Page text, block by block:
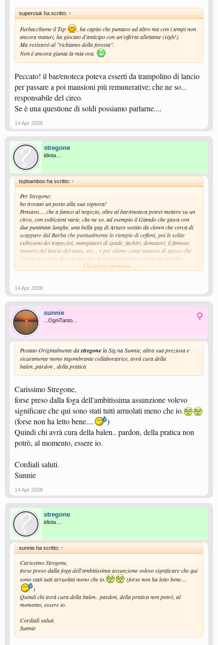
superciuk ha scritto: ↑
Furbacchione il Tsp
, ha capito che puntavo ad altro ma con i tempi non
ancora maturi, ha giocato d'anticipo con un'offerta allettante (sigh!).
Ma resisterò al "richiamo della foresta".
Non è ancora giunta la mia ora.
Peccato! il bar/enoteca poteva esserti da trampolino di lancio
per passare a poi mansioni più remunerative; che ne so...
responsabile del circo.
Se è una questione di soldi possiamo parlarne....
14 Apr 2008
stregone
idiota....
tspbamboo ha scritto: ↑
Per Stregone:
ho trovato un posto alla sua signora!
Pensavo.... che a fianco al negozio, oltre al bar/enoteca potrei mettere su un
circo, con esibizioni varie, che ne so, ad esempio il Giando che gioca con
due puntinate lunghe, una bella gag di Arturo vestito da clown che cerca di
scappare dal Barba che puntualmente lo riempie di ceffoni, poi le solite
esibizioni dei trapezisti, mangiatori di spade, fachiri, domatori, il famoso
numero del lancio del nano, ecc... e per ultimo come numero di spicco che
chiude la serata, la sua signora: la donna cannone! vestita da wonder
woman che viene sparata a caso dal cannone in mezzo alla gente, ed il
...................................................................................
Capo mio amatissimo, innanzi tutto le mie più servili congratulazioni per
l'ottima, splendida idea di ampliare ulteriormente la Sua già peraltro
importante Attività con l'apertura di un circo.
La ringrazio inoltre in ginocchio sulle noci per avere subito pensato alla mia
dolce consorte e per averle trovato una decorosa sistemazione al suo
Allego una foto tessera della fata, scattata stamane dopo essere stata dal
dentista, per poterrLe permettere di procedere con le scartoffie e la sua
conseguente assunzione: la Sig.na Sunnie, altra sua preziosa e sicuramente
meno ingombrante collaboratrice, avrà cura della balen..pardon , della
Mi permetterei inoltre, dal basso della mia posizione, di consigliarla di non
lasciarsi scappare l'opportunità di assoldare il buon Superciuk: sta
Se Lei, nella Sua lungimiranza, gli farà pervenire un paio di cassette di
Bonarda, tanto per blandirlo un pò, vedrà che riuscirà a fare breccia nel
suo cuore: nel suo cervello no, trattasi di una persona della massima serietà
e di un non comune buon senso, quando è savio...
Le pongo solo una insignificante domanda, Lei dall'alto della Sua Sapienza
sarà senz'altro in grado di confortarmi:
mia signora ?
La supplico vivamente di non spararla nel bel mezzo degli spettatori: chi
Clicca per espandere...
14 Apr 2008
sunnie
...OgniTanto...
Postato Originalmente dastregonela Sig.na Sunnie, altra sua preziosa e
sicuramente meno ingombrante collaboratrice, avrà cura della
balen..pardon , della pratica
Carissimo Stregone,
forse preso dalla foga dell'ambitissima assunzione volevo
significare che qui sono stati tutti arruolati meno che io.
(forse non ha letto bene....
)
Quindi chi avrà cura della balen.. pardon, della pratica non
potrò, al momento, essere io.
Cordiali saluti.
Sunnie
14 Apr 2008
stregone
idiota....
sunnie ha scritto: ↑
Carissimo Stregone,
forse preso dalla foga dell'ambitissima assunzione volevo significare che qui
sono stati tutti arruolati meno che io.
(forse non ha letto bene....
)
Quindi chi avrà cura della balen.. pardon, della pratica non potrò, al
momento, essere io.
Cordiali saluti.
Sunnie